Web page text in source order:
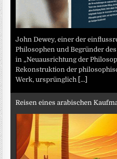
John Dewey, einer der
Philosophen und Begründer
in „Neuausrichtung der
Rekonstruktion der
Werk, ursprünglich
[...]
Reisen eines arabischen